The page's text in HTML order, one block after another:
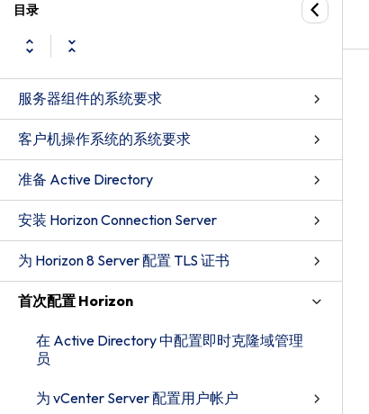
目录
服务器组件的系统要求
客户机操作系统的系统要求
准备 Active Directory
安装 Horizon Connection Server
为 Horizon 8 Server 配置 TLS 证书
首次配置 Horizon
在 Active Directory 中配置即时克隆域管理
员
为 vCenter Server 配置用户帐户